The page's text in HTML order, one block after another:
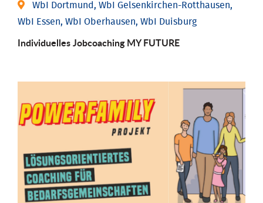
WbI Dortmund, WbI Gelsenkirchen-Rotthausen,
WbI Essen, WbI Oberhausen, WbI Duisburg
Individuelles Jobcoaching MY FUTURE